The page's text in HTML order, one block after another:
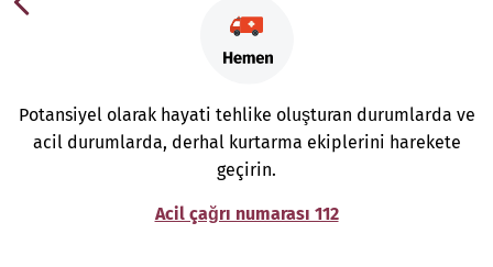
Potansiyel olarak hayati tehlike oluşturan durumlarda ve
acil durumlarda, derhal kurtarma ekiplerini harekete
geçirin.
Acil çağrı numarası 112